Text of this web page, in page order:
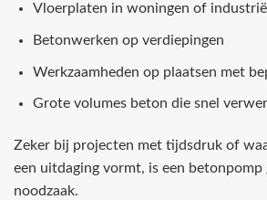
Vloerplaten in woningen of
Betonwerken op verdiepingen
Werkzaamheden op plaatsen met
Grote volumes beton die snel
Zeker bij projecten met tijdsdruk of
een uitdaging vormt, is een betonpomp
noodzaak.